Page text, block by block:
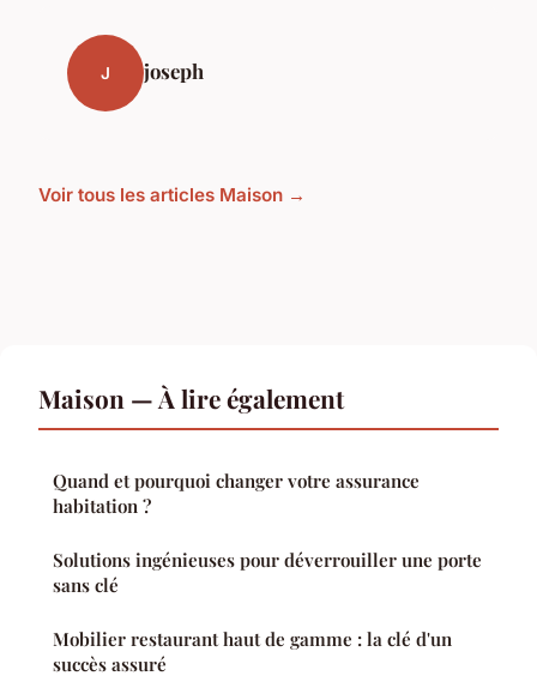
J joseph
Voir tous les articles Maison →
Maison — À lire également
Quand et pourquoi changer votre assurance
habitation ?
Solutions ingénieuses pour déverrouiller une porte
sans clé
Mobilier restaurant haut de gamme : la clé d'un
succès assuré